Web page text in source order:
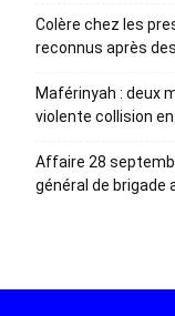
Colère chez les
reconnus après
Maférinyah : deux
violente collision
Affaire 28
général de